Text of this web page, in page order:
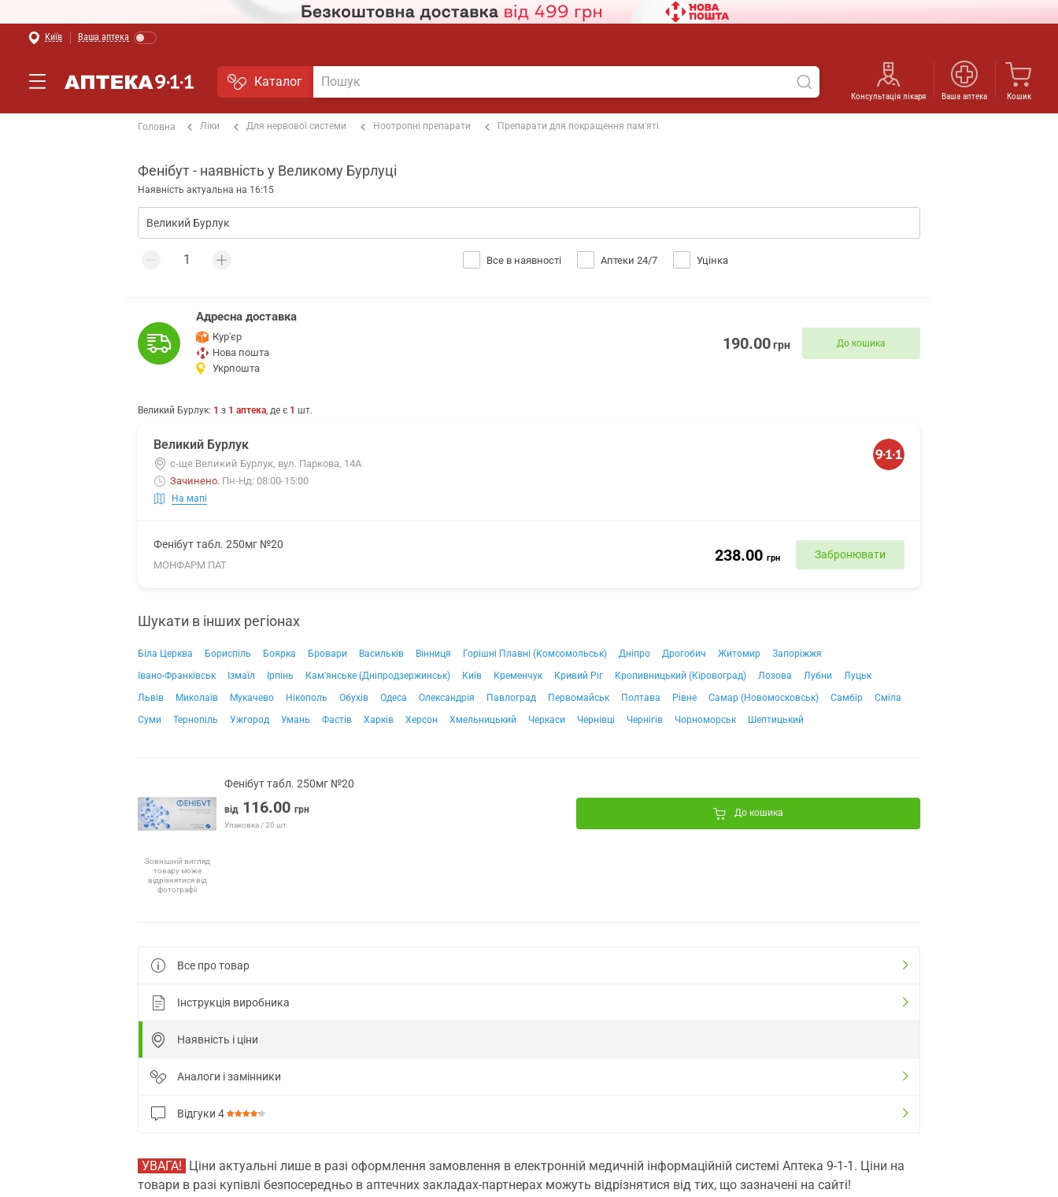
Київ Ваша аптека
Каталог
Консультація лікаря Ваша аптека Кошик
Головна Ліки Для нервової системи Ноотропні препарати Препарати для покращення пам'яті
Фенібут - наявність у Великому Бурлуці
Наявність актуальна на 16:15
Все в наявності Аптеки 24/7 Уцінка
Адресна доставка
Кур'єр
Нова пошта
Укрпошта
190.00грн До кошика
Великий Бурлук: 1 з 1 аптека, де є 1 шт.
Великий Бурлук
с-ще Великий Бурлук, вул. Паркова, 14А
Зачинено. Пн-Нд: 08:00-15:00
На мапі
Фенібут табл. 250мг №20
МОНФАРМ ПАТ
238.00 грн Забронювати
Шукати в інших регіонах
Біла Церква Бориспіль Боярка Бровари Васильків Вінниця Горішні Плавні (Комсомольськ) Дніпро Дрогобич Житомир
Запоріжжя
Івано-Франківськ
Ізмаїл Ірпінь Кам'янське (Дніпродзержинськ) Київ Кременчук Кривий Ріг Кропивницький (Кіровоград) Лозова Лубни
Луцьк
Львів
Миколаїв Мукачево Нікополь Обухів Одеса Олександрія Павлоград Первомайськ Полтава Рівне Самар (Новомосковськ) Самбір
Сміла
Суми
Тернопіль Ужгород Умань Фастів Харків Херсон Хмельницький Черкаси Чернівці Чернігів Чорноморськ Шептицький
Зовнішній вигляд
товару може
відрізнятися від
фотографії
Фенібут табл. 250мг №20
від 116.00 грн
Упаковка / 20 шт.
До кошика
Все про товар
Інструкція виробника
Наявність і ціни
Аналоги і замінники
Відгуки 4
УВАГА! Ціни актуальні лише в разі оформлення замовлення в електронній медичній інформаційній системі Аптека 9-1-1. Ціни на
товари в разі купівлі безпосередньо в аптечних закладах-партнерах можуть відрізнятися від тих, що зазначені на сайті!